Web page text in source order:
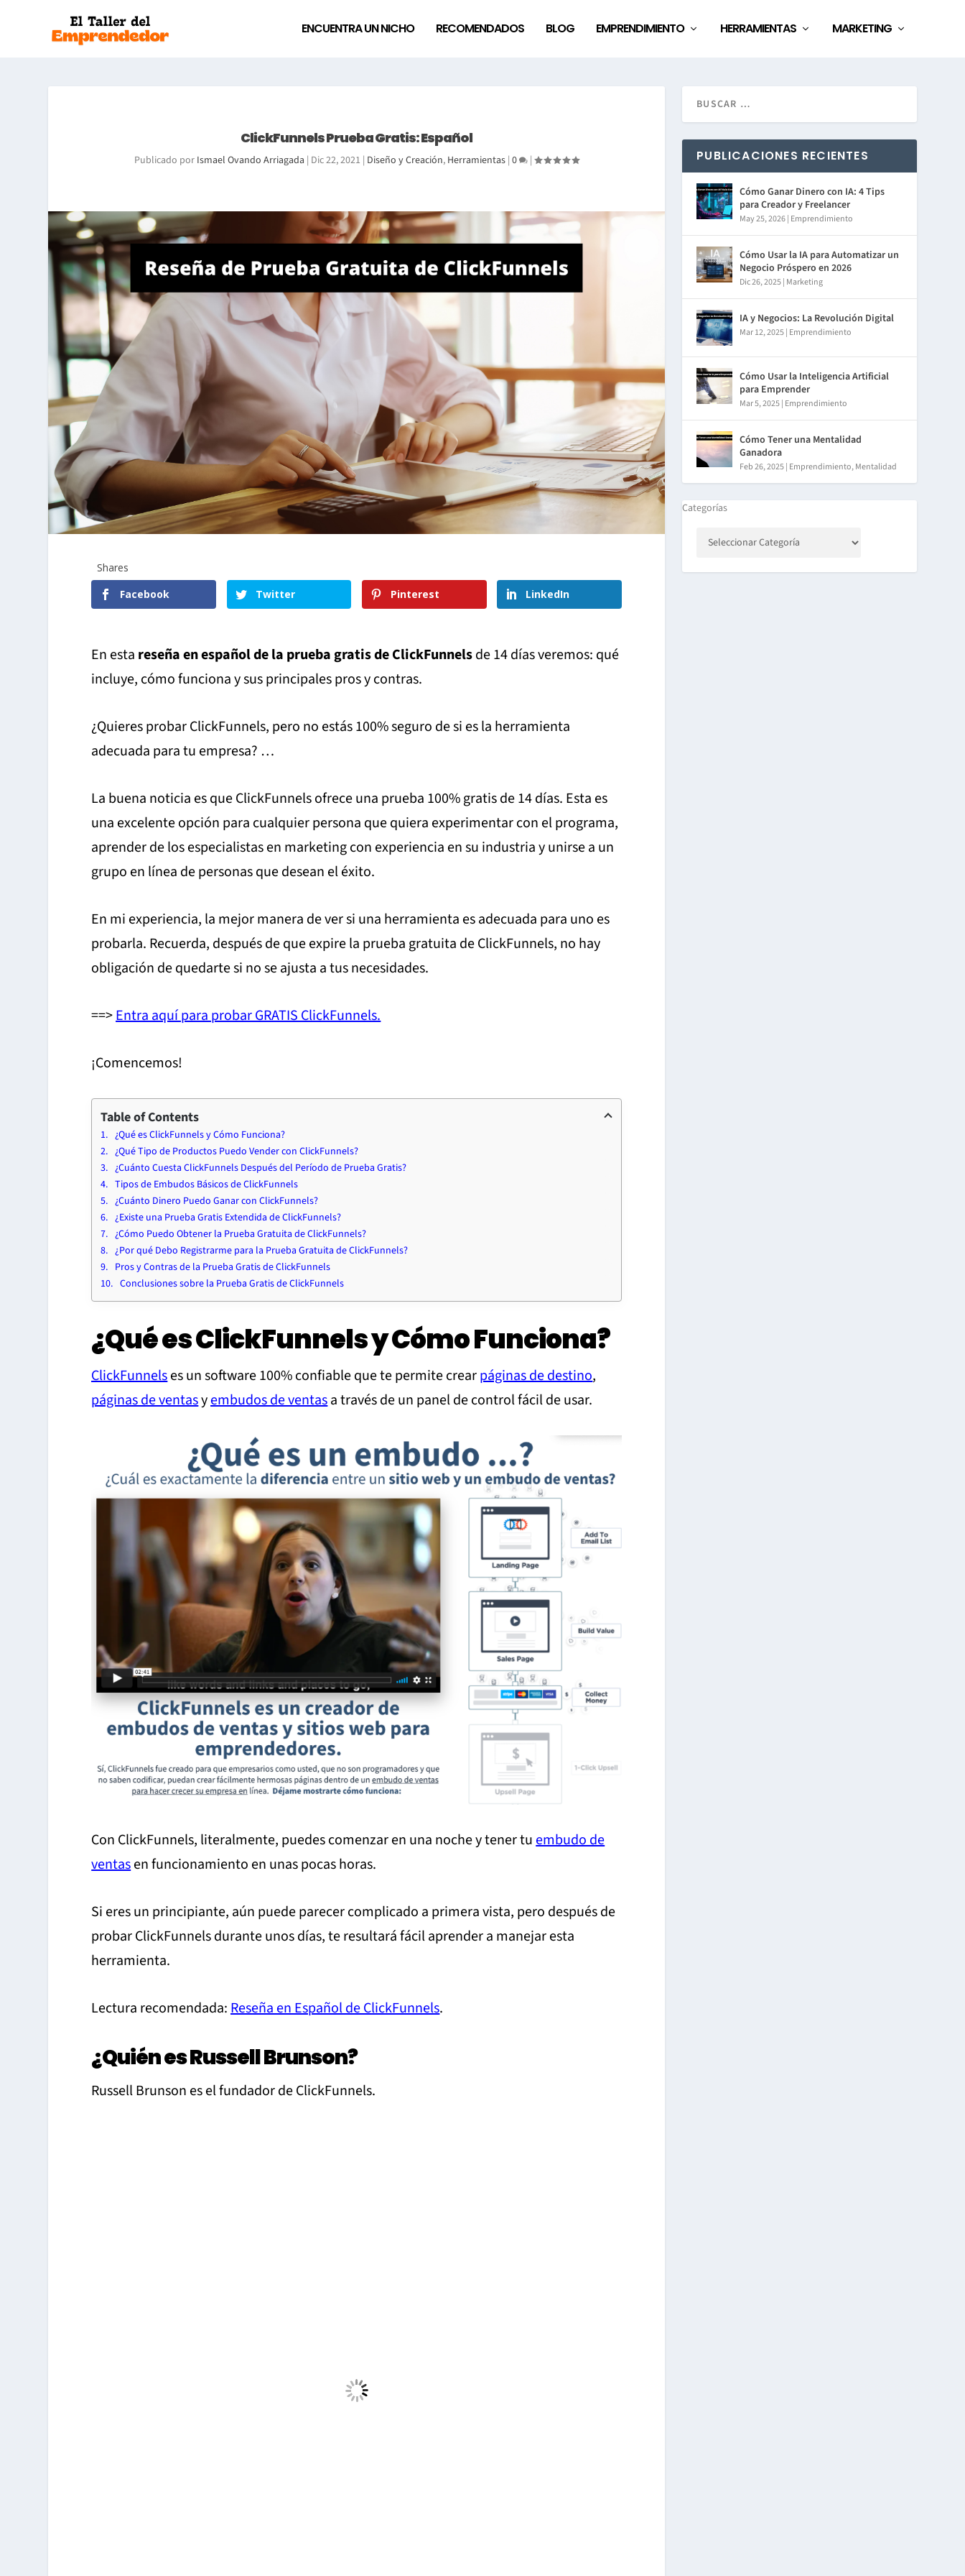
ENCUENTRA UN NICHO RECOMENDADOS BLOG EMPRENDIMIENTO HERRAMIENTAS MARKETING
ClickFunnels Prueba Gratis: Español
Publicado por Ismael Ovando Arriagada | Dic 22, 2021 | Diseño y Creación, Herramientas |0 |
Shares
Facebook
Twitter Pinterest LinkedIn
En esta reseña en español de la prueba gratis de ClickFunnelsde 14 días veremos: qué
incluye, cómo funciona y sus principales pros y contras.
¿Quieres probar ClickFunnels, pero no estás 100% seguro de si es la herramienta
adecuada para tu empresa? …
La buena noticia es que ClickFunnels ofrece una prueba 100% gratis de 14 días. Esta es
una excelente opción para cualquier persona que quiera experimentar con el programa,
aprender de los especialistas en marketing con experiencia en su industria y unirse a un
grupo en línea de personas que desean el éxito.
En mi experiencia, la mejor manera de ver si una herramienta es adecuada para uno es
probarla. Recuerda, después de que expire la prueba gratuita de ClickFunnels, no hay
obligación de quedarte si no se ajusta a tus necesidades.
==>Entra aquí para probar GRATIS ClickFunnels.
¡Comencemos!
Table of Contents
¿Qué es ClickFunnels y Cómo Funciona?
¿Qué Tipo de Productos Puedo Vender con ClickFunnels?
¿Cuánto Cuesta ClickFunnels Después del Período de Prueba Gratis?
Tipos de Embudos Básicos de ClickFunnels
¿Cuánto Dinero Puedo Ganar con ClickFunnels?
¿Existe una Prueba Gratis Extendida de ClickFunnels?
¿Cómo Puedo Obtener la Prueba Gratuita de ClickFunnels?
¿Por qué Debo Registrarme para la Prueba Gratuita de ClickFunnels?
Pros y Contras de la Prueba Gratis de ClickFunnels
Conclusiones sobre la Prueba Gratis de ClickFunnels
¿Qué es ClickFunnels y Cómo Funciona?
ClickFunnelses un software 100% confiable que te permite crearpáginas de destino,
páginas de ventasyembudos de ventasa través de un panel de control fácil de usar.
Con ClickFunnels, literalmente, puedes comenzar en una noche y tener tu embudo de
ventasen funcionamiento en unas pocas horas.
Si eres un principiante, aún puede parecer complicado a primera vista, pero después de
probar ClickFunnels durante unos días, te resultará fácil aprender a manejar esta
herramienta.
Lectura recomendada: Reseña en Español de ClickFunnels.
¿Quién es Russell Brunson?
Russell Brunson es el fundador de ClickFunnels.
PUBLICACIONES RECIENTES
Cómo Ganar Dinero con IA: 4 Tips
para Creador y Freelancer
May 25, 2026| Emprendimiento
Cómo Usar la IA para Automatizar un
Negocio Próspero en 2026
Dic 26, 2025| Marketing
IA y Negocios: La Revolución Digital
Mar 12, 2025| Emprendimiento
Cómo Usar la Inteligencia Artificial
para Emprender
Mar 5, 2025| Emprendimiento
Cómo Tener una Mentalidad
Ganadora
Feb 26, 2025| Emprendimiento,Mentalidad
Categorías